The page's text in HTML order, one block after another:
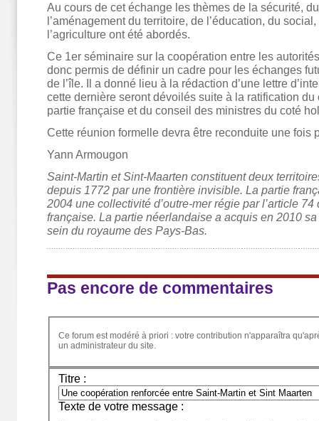
Au cours de cet échange les thèmes de la sécurité,
l’aménagement du territoire, de l’éducation, du
l’agriculture ont été abordés.
Ce 1er séminaire sur la coopération entre les
donc permis de définir un cadre pour les échanges
de l’île. Il a donné lieu à la rédaction d’une lettre
cette dernière seront dévoilés suite à la ratification
partie française et du conseil des ministres du coté
Cette réunion formelle devra être reconduite une fois
Yann Armougon
Saint-Martin et Sint-Maarten constituent deux
depuis 1772 par une frontière invisible. La partie
2004 une collectivité d’outre-mer régie par l’article
française. La partie néerlandaise a acquis en 2010
sein du royaume des Pays-Bas.
Pas encore de commentaires
Ce forum est modéré à priori : votre contribution n'apparaîtra
un administrateur du site.
Titre :
Texte de votre message :